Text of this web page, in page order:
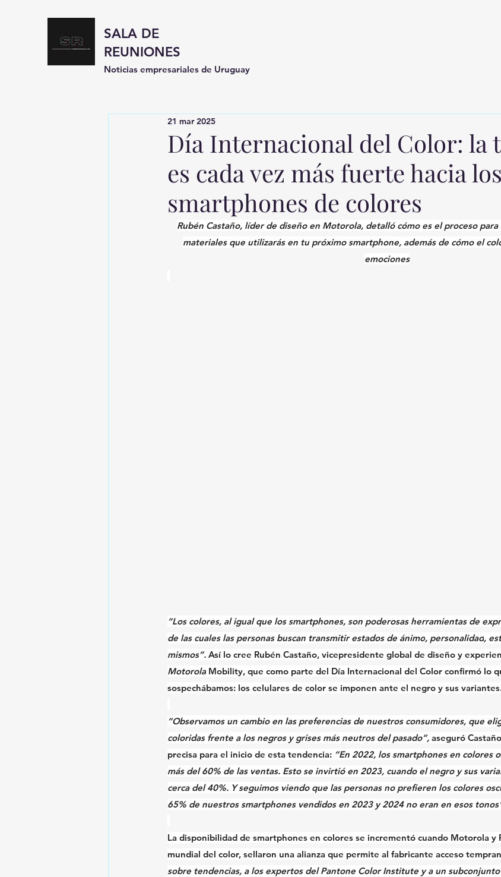
SALA DE
REUNIONES
Noticias empresariales de Uruguay
Día Internacional del Color: la
es cada vez más fuerte hacia los
smartphones de colores
21 mar 2025
Rubén Castaño, líder de diseño en Motorola, detalló cómo es el proceso
materiales que utilizarás en tu próximo smartphone, además de cómo el
emociones
“Los colores, al igual que los smartphones, son poderosas herramientas de
de las cuales las personas buscan transmitir estados de ánimo, personalidad,
mismos”. Así lo cree Rubén Castaño, vicepresidente global de diseño y
Motorola Mobility, que como parte del Día Internacional del Color confirmó lo
sospechábamos: los celulares de color se imponen ante el negro y sus
“Observamos un cambio en las preferencias de nuestros consumidores, que
coloridas frente a los negros y grises más neutros del pasado”, aseguró
precisa para el inicio de esta tendencia: “En 2022, los smartphones en colores
más del 60% de las ventas. Esto se invirtió en 2023, cuando el negro y sus
cerca del 40%. Y seguimos viendo que las personas no prefieren los colores
65% de nuestros smartphones vendidos en 2023 y 2024 no eran en esos tonos
La disponibilidad de smartphones en colores se incrementó cuando Motorola y
mundial del color, sellaron una alianza que permite al fabricante acceso
sobre tendencias, a los expertos del Pantone Color Institute y a un